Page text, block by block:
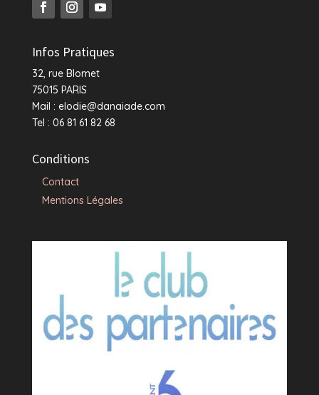
Infos Pratiques
32, rue Blomet
75015 PARIS
Mail : elodie@danaiade.com
Tel : 06 81 61 82 68
Conditions
Contact
Mentions Légales